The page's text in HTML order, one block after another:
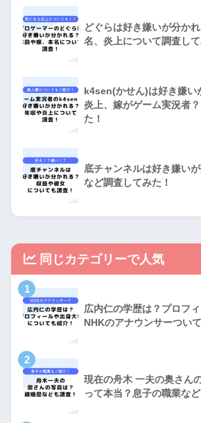
どぐらは好き嫌いが分か
名、炎上について調査して
k4sen(かせん)は好き嫌い
炎上、嫁がゲーム実況者
た！
底チャンネルは好き嫌い
など調査してみた！
同じカテゴリーで人気
1
広内仁の学歴は？プロフィ
NHKのアナウンサーつい
2
現在の舟木 一夫の奥さん
って本当？息子の職業など